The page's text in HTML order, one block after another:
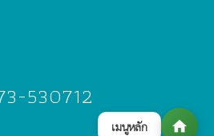
เมนูหลัก home
530712